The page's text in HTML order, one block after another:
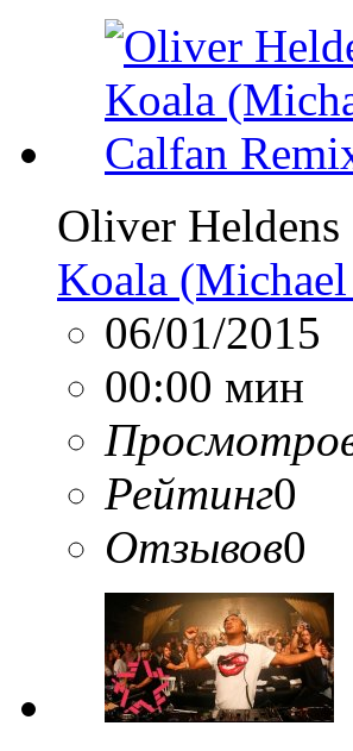
Oliver Heldens
Koala
06/01/2015
00:00 мин
Рейтинг0
Отзывов0